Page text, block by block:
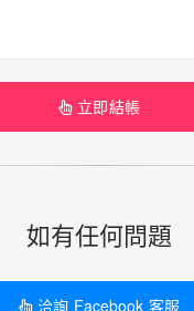
立即結帳
如有任何問題
洽詢 Facebook 客服